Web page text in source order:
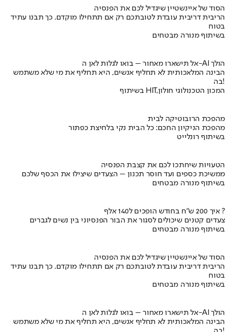
הסוד של איינשטיין שיגדיל לכם את הפנסיה
הריבית דריבית עובדת לטובתכם רק אם תתחילו מוקדם. כך תבנו עתיד
בטוח
בשיתוף מנורה מבטחים
אל תישארו מאחור – בואו לגלות לאן ה-AI הולך
הבינה המלאכותית לא תחליף אנשים, היא תחליף את מי שלא משתמש
בה!
בשיתוף HIT,המכון הטכנולוגי חולון
מהפכת הרובוטיקה לבית
מהפכת הניקיון החכם: כל הבית נקי בלחיצת כפתור
בשיתוף רונלייט
הטעויות שיחתכו לכם את קצבת הפנסיה
ממשיכת כספים ועד חוסר תכנון – הצעדים שיצילו את הכסף שלכם
בשיתוף מנורה מבטחים
איך 200 ש"ח בחודש הופכים ל140 אלף ?
צעדים קטנים שיכולים לסגור את הבור הפנסיוני בין נשים לגברים
בשיתוף מנורה מבטחים
הסוד של איינשטיין שיגדיל לכם את הפנסיה
הריבית דריבית עובדת לטובתכם רק אם תתחילו מוקדם. כך תבנו עתיד
בטוח
בשיתוף מנורה מבטחים
אל תישארו מאחור – בואו לגלות לאן ה-AI הולך
הבינה המלאכותית לא תחליף אנשים, היא תחליף את מי שלא משתמש